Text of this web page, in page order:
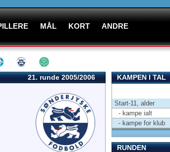
MÅL KORT ANDRE
21. runde 2005/2006 KAMPEN I TAL
Start-11, alder
- kampe ialt
- kampe for klub
RUNDEN